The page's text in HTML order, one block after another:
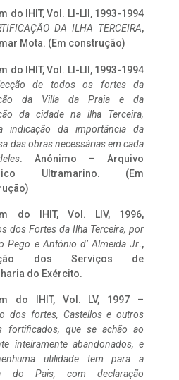
do IHIT, Vol. LI-LII, 1993-1994
DA ILHA TERCEIRA,
Mota. (Em construção)
do IHIT, Vol. LI-LII, 1993-1994
de todos os fortes da
da Villa da Praia e da
da cidade na ilha Terceira,
indicação da importância da
das obras necessárias em cada
. Anónimo – Arquivo
Ultramarino. (Em
do IHIT, Vol. LIV, 1996,
dos Fortes da Ilha Terceira, por
Pego e António d’ Almeida Jr.,
dos Serviços de
do Exército.
do IHIT, Vol. LV, 1997 –
dos fortes, Castellos e outros
fortificados, que se achão ao
inteiramente abandonados, e
utilidade tem para a
do Pais, com declaração